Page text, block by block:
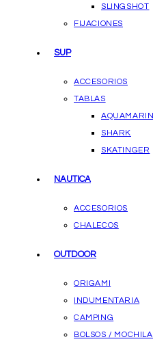
SLINGSHOT
FIJACIONES
SUP
ACCESORIOS
TABLAS
SHARK
SKATINGER
NAUTICA
ACCESORIOS
CHALECOS
OUTDOOR
ORIGAMI
INDUMENTARIA
CAMPING
BOLSOS /